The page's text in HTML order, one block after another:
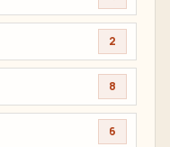
2
8
6